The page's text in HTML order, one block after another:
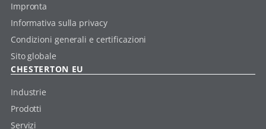
Impronta
Informativa sulla privacy
Condizioni generali e certificazioni
Sito globale
CHESTERTON EU
Industrie
Prodotti
Servizi